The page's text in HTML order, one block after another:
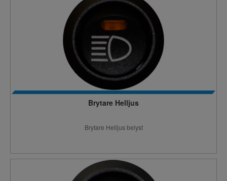
Brytare Helljus
Brytare Helljus belyst